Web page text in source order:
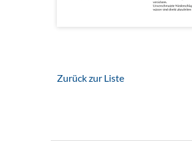
Zurück zur Liste